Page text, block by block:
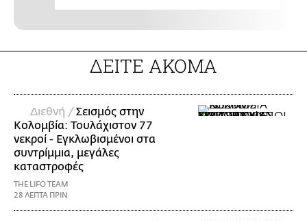
ΔΕΙΤΕ ΑΚΟΜΑ
Διεθνή / Σεισμός στην
Κολομβία: Τουλάχιστον 77
νεκροί - Εγκλωβισμένοι στα
συντρίμμια, μεγάλες
καταστροφές
THE LIFO TEAM
28 ΛΕΠΤΑ ΠΡΙΝ